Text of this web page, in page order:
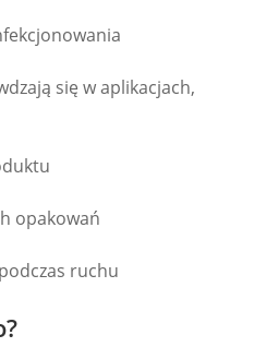
się w aplikacjach,
opakowań
ruchu